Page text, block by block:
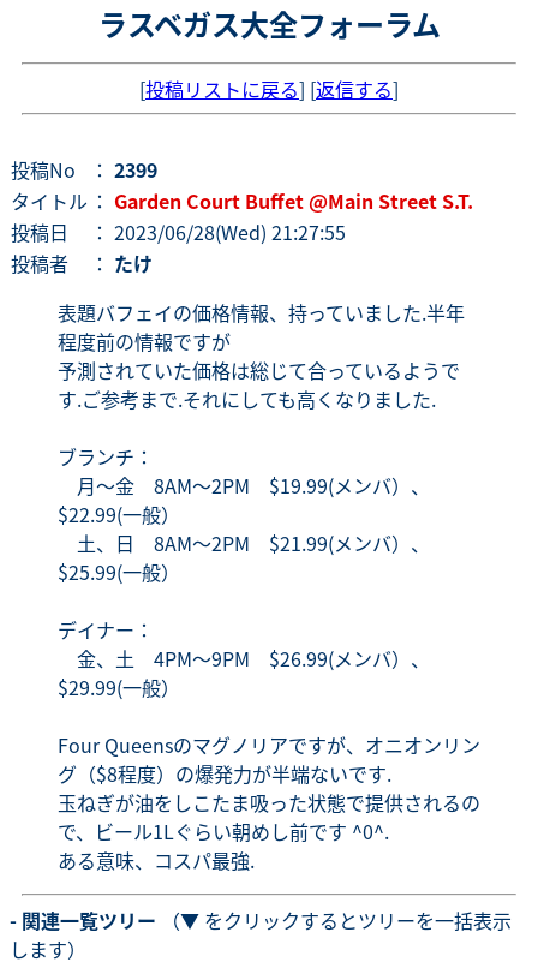
ラスベガス大全フォーラム
[投稿リストに戻る] [返信する]
投稿No ： 2399
タイトル ： Garden Court Buffet @Main Street S.T.
投稿日
： 2023/06/28(Wed) 21:27:55
投稿者
： たけ
表題バフェイの価格情報、持っていました.半年
程度前の情報ですが
予測されていた価格は総じて合っているようで
す.ご参考まで.それにしても高くなりました.
ブランチ：
月～金 8AM～2PM $19.99(メンバ）、
$22.99(一般）
土、日 8AM～2PM $21.99(メンバ）、
$25.99(一般）
デイナー：
金、土 4PM～9PM $26.99(メンバ）、
$29.99(一般）
Four Queensのマグノリアですが、オニオンリン
グ（$8程度）の爆発力が半端ないです.
玉ねぎが油をしこたま吸った状態で提供されるの
で、ビール1Lぐらい朝めし前です ^0^.
ある意味、コスパ最強.
- 関連一覧ツリー （▼ をクリックするとツリーを一括表示
します）